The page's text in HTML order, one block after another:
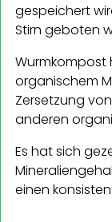
gespeichert
Stirn geboten
Wurmkompost
organischem
Zersetzung
anderen
Es hat sich
einen